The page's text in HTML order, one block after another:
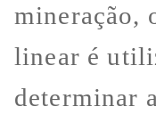
mineração,
linear é
determinar